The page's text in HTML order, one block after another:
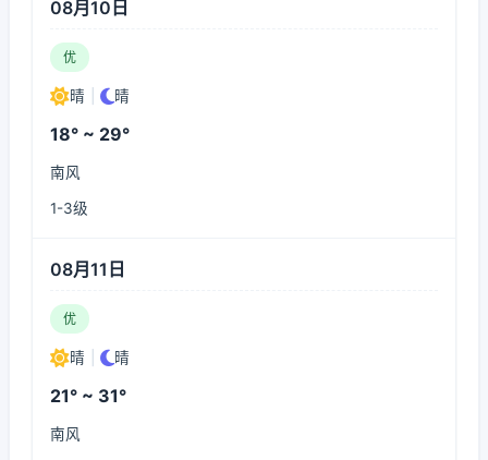
08月10日
优
晴 晴
18° ~ 29°
南风
1-3级
08月11日
优
晴 晴
21° ~ 31°
南风